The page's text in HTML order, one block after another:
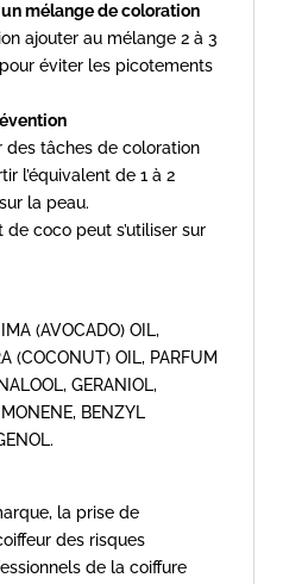
mélange de coloration
ajouter au mélange 2 à 3
pour éviter les picotements
des tâches de coloration
l’équivalent de 1 à 2
la peau.
de coco peut s’utiliser sur
(AVOCADO) OIL,
(COCONUT) OIL, PARFUM
GERANIOL,
BENZYL
la prise de
des risques
de la coiffure